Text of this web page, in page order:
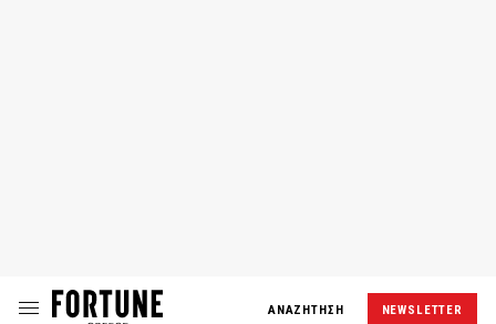
ΑΝΑΖΗΤΗΣΗ NEWSLETTER